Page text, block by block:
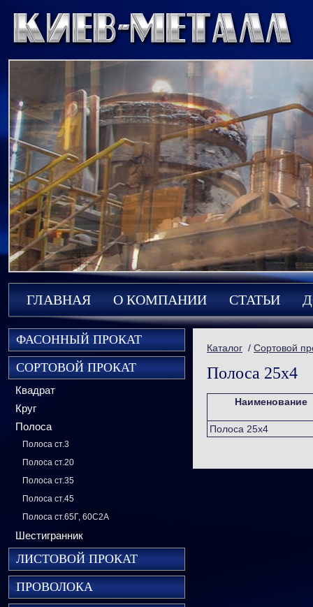
ГЛАВНАЯ О КОМПАНИИ СТАТЬИ
ФАСОННЫЙ ПРОКАТ
СОРТОВОЙ ПРОКАТ
Квадрат
Круг
Полоса
Полоса ст.3
Полоса ст.20
Полоса ст.35
Полоса ст.45
Полоса ст.65Г, 60С2А
Шестигранник
ЛИСТОВОЙ ПРОКАТ
ПРОВОЛОКА
Каталог / Сортовой
Полоса 25х4
Наименование
Полоса 25х4